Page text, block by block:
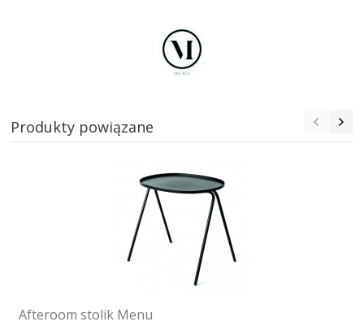
Produkty powiązane
Afteroom stolik Menu